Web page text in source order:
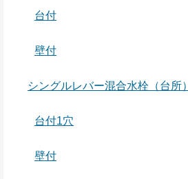
台付
壁付
シングルレバー混合水栓（台所）
台付1穴
壁付